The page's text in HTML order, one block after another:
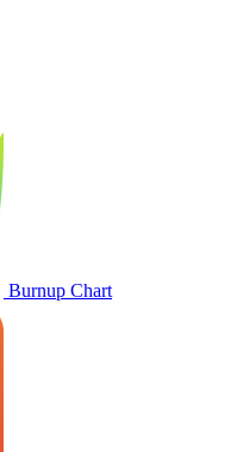
Burnup Chart